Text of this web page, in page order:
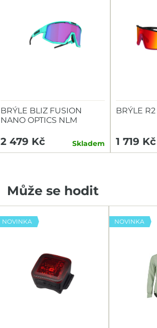
BRÝLE BLIZ FUSION
NANO OPTICS NLM
2 479 Kč Skladem
BRÝLE
1 719 Kč
Může se hodit
NOVINKA NOVINKA